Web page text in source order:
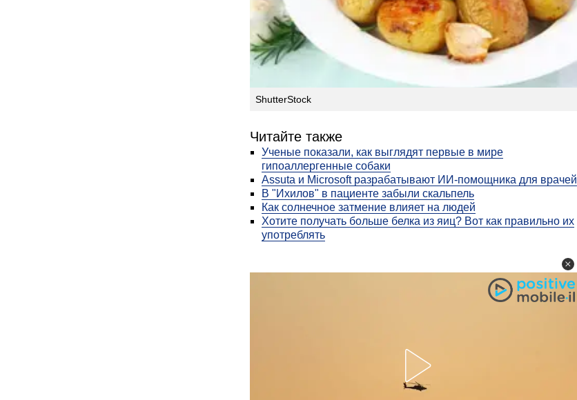
ShutterStock
Читайте также
Ученые показали, как выглядят первые в мире
гипоаллергенные собаки
Assuta и Microsoft разрабатывают ИИ-помощника для врачей
В "Ихилов" в пациенте забыли скальпель
Как солнечное затмение влияет на людей
Хотите получать больше белка из яиц? Вот как правильно их
употреблять